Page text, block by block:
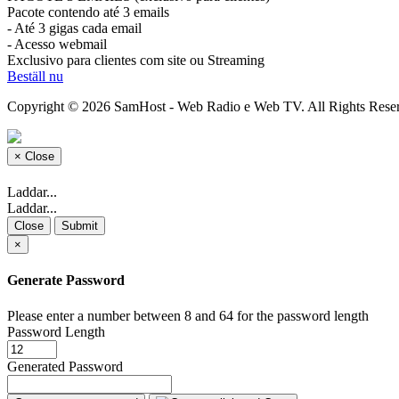
Pacote contendo até 3 emails
- Até 3 gigas cada email
- Acesso webmail
Exclusivo para clientes com site ou Streaming
Beställ nu
Copyright © 2026 SamHost - Web Radio e Web TV. All Rights
× Close
Laddar...
Laddar...
Close
Submit
×
Generate Password
Please enter a number between 8 and 64 for the password length
Password Length
Generated Password